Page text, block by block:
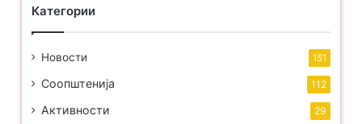
Категории
Новости 151
Соопштенија 112
Активности 29